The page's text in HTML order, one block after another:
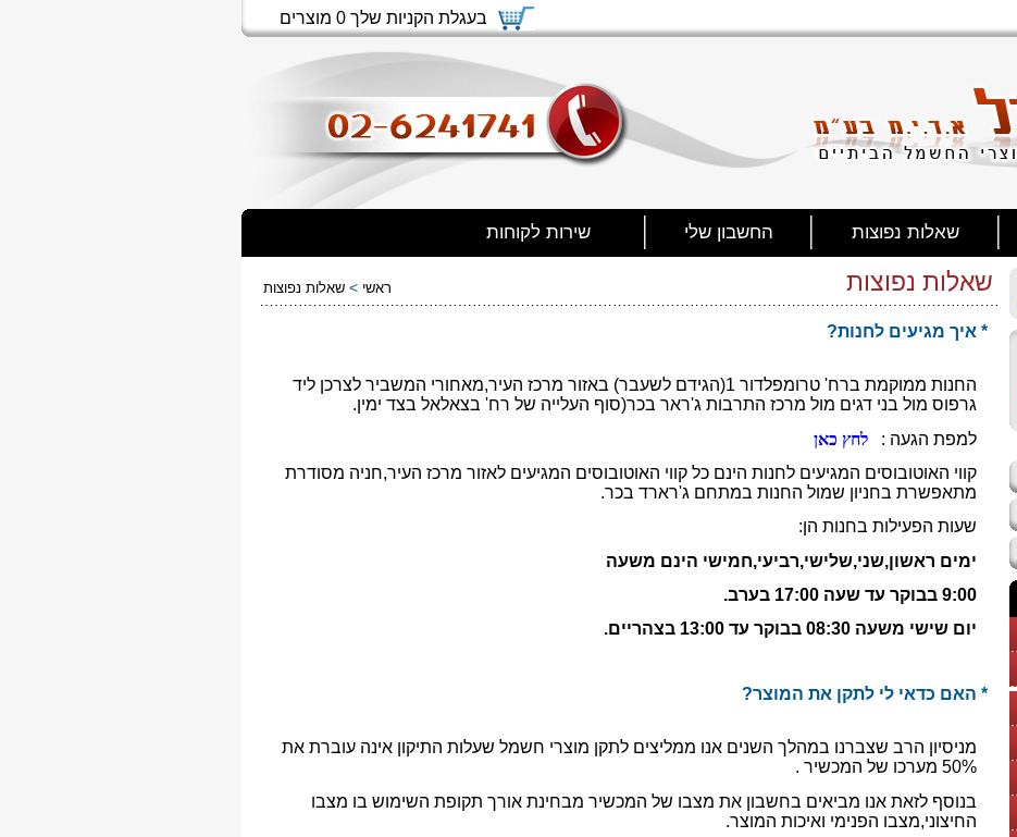
בעגלת הקניות שלך 0 מוצרים
שאלות נפוצות החשבון שלי שירות לקוחות
שאלות נפוצות ראשי > שאלות נפוצות
* איך מגיעים לחנות?
החנות ממוקמת ברח' טרומפלדור 1(הגידם לשעבר) באזור מרכז העיר,מאחורי המשביר לצרכן ליד
גרפוס מול בני דגים מול מרכז התרבות ג'ראר בכר(סוף העלייה של רח' בצאלאל בצד ימין.
למפת הגעה : לחץ כאן
קווי האוטובוסים המגיעים לחנות הינם כל קווי האוטובוסים המגיעים לאזור מרכז העיר,חניה מסודרת
מתאפשרת בחניון שמול החנות במתחם ג'רארד בכר.
שעות הפעילות בחנות הן:
ימים ראשון,שני,שלישי,רביעי,חמישי הינם משעה
9:00 בבוקר עד שעה 17:00 בערב.
יום שישי משעה 08:30 בבוקר עד 13:00 בצהריים.
* האם כדאי לי לתקן את המוצר?
מניסיון הרב שצברנו במהלך השנים אנו ממליצים לתקן מוצרי חשמל שעלות התיקון אינה עוברת את
50% מערכו של המכשיר .
בנוסף לזאת אנו מביאים בחשבון את מצבו של המכשיר מבחינת אורך תקופת השימוש בו מצבו
החיצוני,מצבו הפנימי ואיכות המוצר.